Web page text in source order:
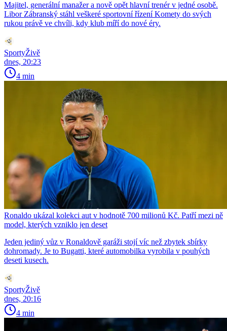
Majitel, generální manažer a nově opět hlavní trenér v jedné osobě.
Libor Zábranský stáhl veškeré sportovní řízení Komety do svých
rukou právě ve chvíli, kdy klub míří do nové éry.
SportyŽivě
dnes, 20:23
4 min
Ronaldo ukázal kolekci aut v hodnotě 700 milionů Kč. Patří mezi ně
model, kterých vzniklo jen deset
Jeden jediný vůz v Ronaldově garáži stojí víc než zbytek sbírky
dohromady. Je to Bugatti, které automobilka vyrobila v pouhých
deseti kusech.
SportyŽivě
dnes, 20:16
4 min